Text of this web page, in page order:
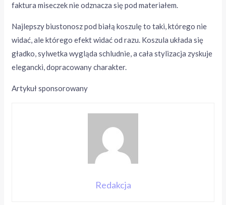
faktura miseczek nie odznacza się pod materiałem.
Najlepszy biustonosz pod białą koszulę to taki, którego nie
widać, ale którego efekt widać od razu. Koszula układa się
gładko, sylwetka wygląda schludnie, a cała stylizacja zyskuje
elegancki, dopracowany charakter.
Artykuł sponsorowany
Redakcja